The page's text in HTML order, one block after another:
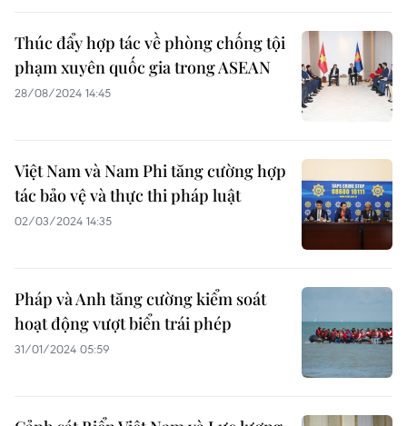
Thúc đẩy hợp tác về phòng chống tội
phạm xuyên quốc gia trong ASEAN
28/08/2024 14:45
Việt Nam và Nam Phi tăng cường hợp
tác bảo vệ và thực thi pháp luật
02/03/2024 14:35
Pháp và Anh tăng cường kiểm soát
hoạt động vượt biển trái phép
31/01/2024 05:59